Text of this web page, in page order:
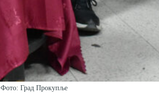
Фото: Град Прокупље